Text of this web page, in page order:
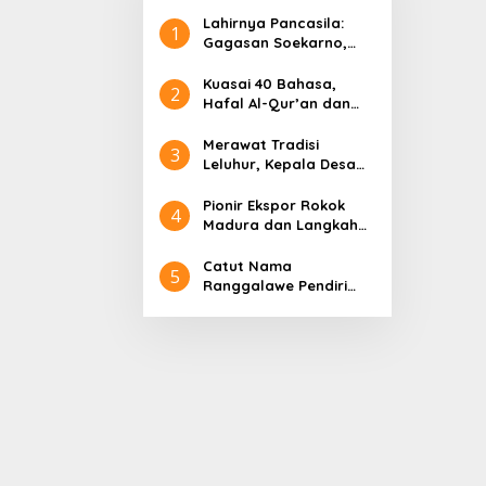
1
Lahirnya Pancasila:
Gagasan Soekarno,
hingga Radjiman
2
Kuasai 40 Bahasa,
Hafal Al-Qur’an dan
Sultan Abdurrahman
Pakunataningrat
3
Merawat Tradisi
Leluhur, Kepala Desa
Adakan Rokat Gamelan
Pusaka
4
Pionir Ekspor Rokok
Madura dan Langkah
Asia Eropa
5
Catut Nama
Ranggalawe Pendiri